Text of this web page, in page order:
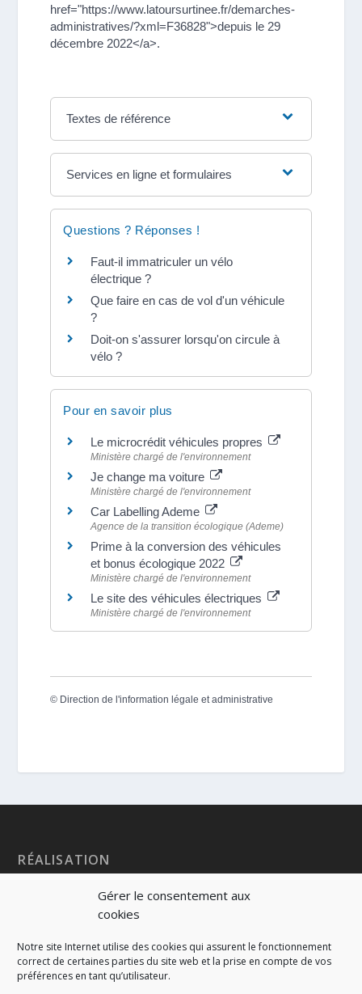
Gérer le consentement aux
cookies
Notre site Internet utilise des cookies qui assurent le fonctionnement
correct de certaines parties du site web et la prise en compte de vos
préférences en tant qu’utilisateur.
href="https://www.latoursurtinee.fr/demarches-
administratives/?xml=F36828">depuis le 29
décembre 2022</a>.
Textes de référence
Services en ligne et formulaires
Questions ? Réponses !
Faut-il immatriculer un vélo
électrique ?
Que faire en cas de vol d'un véhicule
?
Doit-on s'assurer lorsqu'on circule à
vélo ?
Pour en savoir plus
Le microcrédit véhicules propres
Ministère chargé de l'environnement
Je change ma voiture
Ministère chargé de l'environnement
Car Labelling Ademe
Agence de la transition écologique (Ademe)
Prime à la conversion des véhicules
et bonus écologique 2022
Ministère chargé de l'environnement
Le site des véhicules électriques
Ministère chargé de l'environnement
© Direction de l'information légale et administrative
RÉALISATION